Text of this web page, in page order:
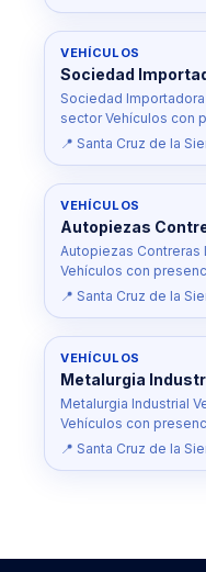
VEHÍCULOS
Sociedad
Sociedad
sector Vehículos con
📍 Santa Cruz de la
VEHÍCULOS
Autopiezas
Autopiezas Contreras
Vehículos con
📍 Santa Cruz de la
VEHÍCULOS
Metalurgia
Metalurgia Industrial
Vehículos con
📍 Santa Cruz de la